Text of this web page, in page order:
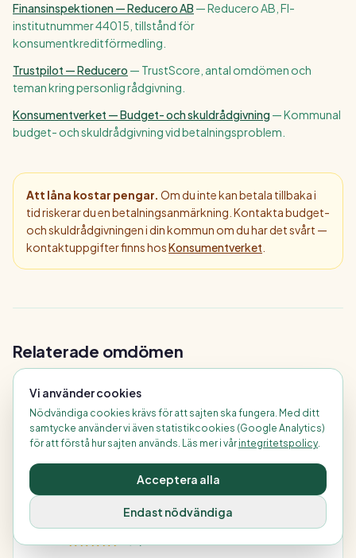
Finansinspektionen — Reducero AB —Reducero AB, FI-
institutnummer 44015, tillstånd för
konsumentkreditförmedling.
Trustpilot — Reducero — TrustScore, antal omdömen och
teman kring personlig rådgivning.
Konsumentverket — Budget- och skuldrådgivning —Kommunal
budget- och skuldrådgivning vid betalningsproblem.
Att låna kostar pengar. Om du inte kan betala tillbaka i
tid riskerar du en betalningsanmärkning. Kontakta budget-
och skuldrådgivningen i din kommun om du har det svårt —
kontaktuppgifter finns hosKonsumentverket
Relaterade omdömen
4,4
Bäst för: Bolån, lånelöfte, flytta bolån och omförhandla bolån
med personlig hjälp
Vi använder cookies
Nödvändiga cookies krävs för att sajten ska fungera. Med ditt
samtycke använder vi även statistikcookies (Google Analytics)
för att förstå hur sajten används. Läs mer i vår integritetspolicy.
Acceptera alla
Endast nödvändiga